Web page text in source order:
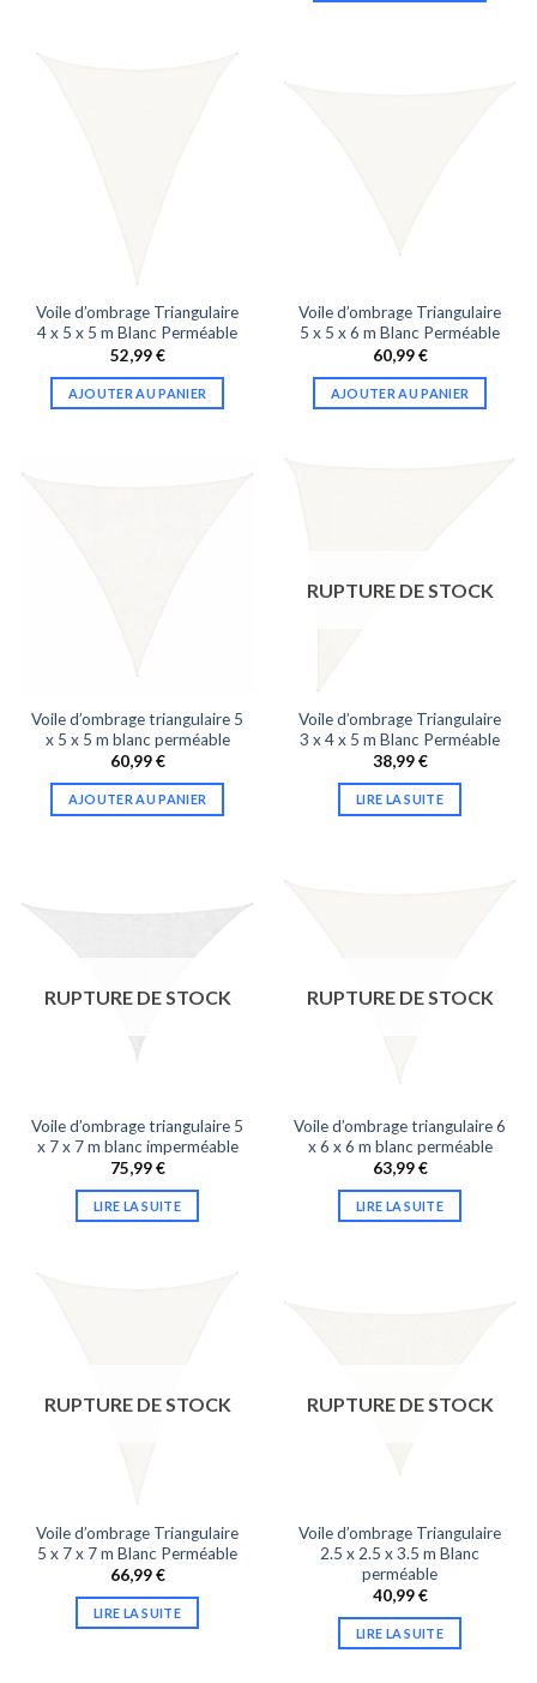
Voile d’ombrage Triangulaire
4 x 5 x 5 m Blanc Perméable
52,99€
AJOUTER AU PANIER
Voile d’ombrage Triangulaire
5 x 5 x 6 m Blanc Perméable
60,99€
AJOUTER AU PANIER
Voile d’ombrage triangulaire 5
x 5 x 5 m blanc perméable
60,99€
AJOUTER AU PANIER
RUPTURE DE STOCK
Voile d’ombrage Triangulaire
3 x 4 x 5 m Blanc Perméable
38,99€
LIRE LA SUITE
RUPTURE DE STOCK
Voile d’ombrage triangulaire 5
x 7 x 7 m blanc imperméable
75,99€
LIRE LA SUITE
RUPTURE DE STOCK
Voile d’ombrage triangulaire 6
x 6 x 6 m blanc perméable
63,99€
LIRE LA SUITE
RUPTURE DE STOCK
Voile d’ombrage Triangulaire
5 x 7 x 7 m Blanc Perméable
66,99€
LIRE LA SUITE
RUPTURE DE STOCK
Voile d’ombrage Triangulaire
2.5 x 2.5 x 3.5 m Blanc
perméable
40,99€
LIRE LA SUITE